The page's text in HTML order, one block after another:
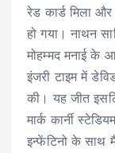
रेड कार्ड मिला
हो गया। नाथन
मोहम्मद मनाई के
इंजरी टाइम में
की। यह जीत
मार्क कार्नी
इन्फेंटिनो के साथ